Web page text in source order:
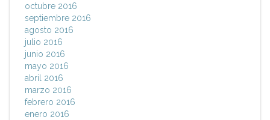
octubre 2016
septiembre 2016
agosto 2016
julio 2016
junio 2016
mayo 2016
abril 2016
marzo 2016
febrero 2016
enero 2016